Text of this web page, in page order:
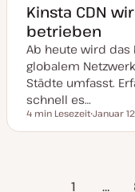
a
k
t
u
a
i
s
e
r
Kinsta CDN
betrieben
Ab heute wird das
globalem
Städte umfasst.
schnell es…
Lesezeit
4 min Lesezeit
a
Januar
1 …